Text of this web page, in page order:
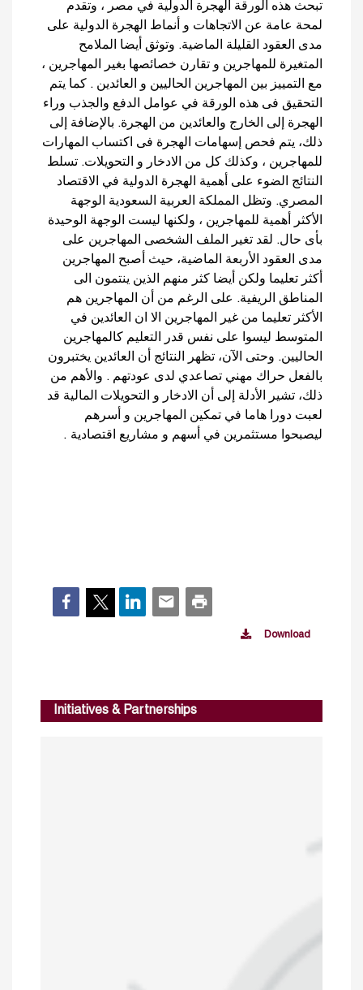
تبحث هذه الورقة الهجرة الدولية في مصر ، وتقدم
لمحة عامة عن الاتجاهات و أنماط الهجرة الدولية على
مدى العقود القليلة الماضية. وتوثق أيضا الملامح
المتغيرة للمهاجرين و تقارن خصائصها بغير المهاجرين ،
مع التمييز بين المهاجرين الحاليين و العائدين . كما يتم
التحقيق فى هذه الورقة في عوامل الدفع والجذب وراء
الهجرة إلى الخارج والعائدين من الهجرة. بالإضافة إلى
ذلك، يتم فحص إسهامات الهجرة فى اكتساب المهارات
للمهاجرين ، وكذلك كل من الادخار و التحويلات. تسلط
النتائج الضوء على أهمية الهجرة الدولية في الاقتصاد
المصري. وتظل المملكة العربية السعودية الوجهة
الأكثر أهمية للمهاجرين ، ولكنها ليست الوجهة الوحيدة
بأى حال. لقد تغير الملف الشخصى المهاجرين على
مدى العقود الأربعة الماضية، حيث أصبح المهاجرين
أكثر تعليما ولكن أيضا كثر منهم الذين ينتمون الى
المناطق الريفية. على الرغم من أن المهاجرين هم
الأكثر تعليما من غير المهاجرين الا ان العائدين في
المتوسط ليسوا على نفس قدر التعليم كالمهاجرين
الحاليين. وحتى الآن، تظهر النتائج أن العائدين يختبرون
بالفعل حراك مهني تصاعدي لدى عودتهم . والأهم من
ذلك، تشير الأدلة إلى أن الادخار و التحويلات المالية قد
لعبت دورا هاما في تمكين المهاجرين و أسرهم
ليصبحوا مستثمرين في أسهم و مشاريع اقتصادية .
Download
Initiatives & Partnerships